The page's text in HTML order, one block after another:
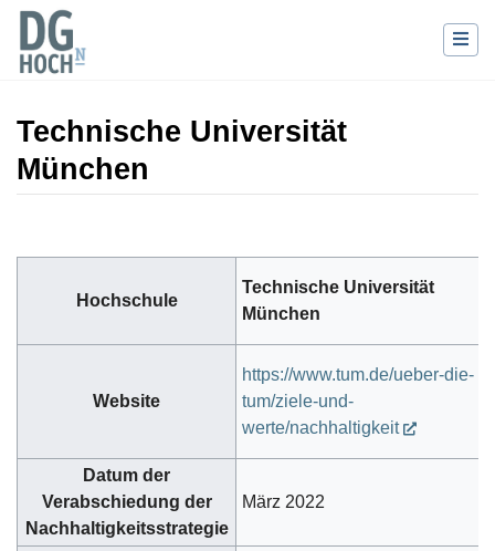
Technische Universität
München
Hochschule
Technische Universität
München
Website
https://www.tum.de/ueber-die-
tum/ziele-und-
werte/nachhaltigkeit
Datum der
Verabschiedung der
Nachhaltigkeitsstrategie
März 2022